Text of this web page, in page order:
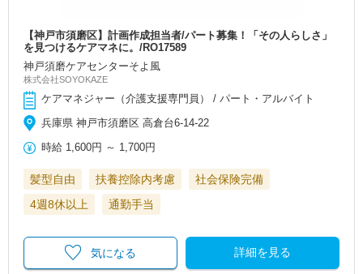
【神戸市須磨区】計画作成担当者/パート募集！「その人らしさ」
を見つけるケアマネに。/RO17589
神戸須磨ケアセンターそよ風
株式会社SOYOKAZE
ケアマネジャー（介護支援専門員） / パート・アルバイト
兵庫県 神戸市須磨区 高倉台6-14-22
時給 1,600円 ～ 1,700円
髪型自由 扶養控除内考慮
社会保険完備
4週8休以上
通勤手当
詳細を見る
気になる